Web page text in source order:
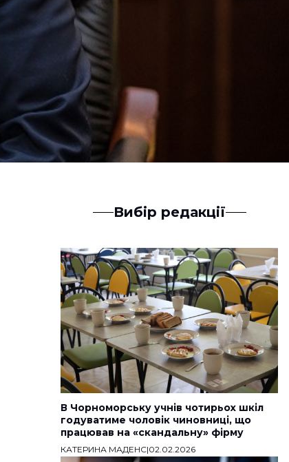
Вибір редакції
В Чорноморську учнів чотирьох шкіл
годуватиме чоловік чиновниці, що
працював на «скандальну» фірму
КАТЕРИНА МАДЕНС|02.02.2026